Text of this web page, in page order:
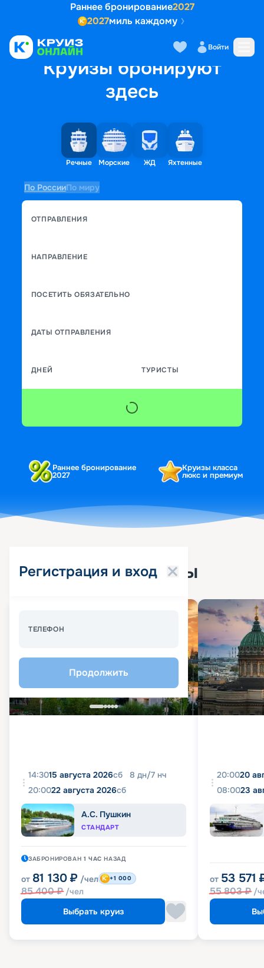
Раннее бронирование2027
2027миль каждому
Войти
Круизы бронируют
здесь
Речные Морские ЖД Яхтенные
По РоссииПо миру
ОТПРАВЛЕНИЯ
НАПРАВЛЕНИЕ
ПОСЕТИТЬ ОБЯЗАТЕЛЬНО
ДАТЫ ОТПРАВЛЕНИЯ
ДНЕЙ ТУРИСТЫ
Раннее бронирование
2027
Круизы класса
люкс и премиум
Регистрация и вход
ТЕЛЕФОН
Продолжить
Популярные круизы
14:3015 августа 2026сб 8 дн/7 нч
20:0022 августа 2026сб
А.С. Пушкин
СТАНДАРТ
ЗАБРОНИРОВАН 1 ЧАС НАЗАД
от 81 130 ₽ /чел
85 400₽ /чел
+1 000
Выбрать круиз
20:0020
08:0023
от 53 571
55 803₽ /